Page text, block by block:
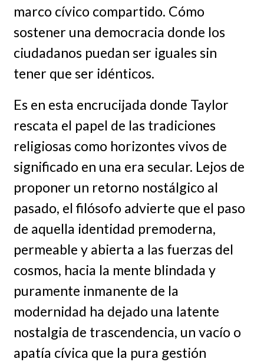
marco cívico compartido. Cómo
sostener una democracia donde los
ciudadanos puedan ser iguales sin
tener que ser idénticos.
Es en esta encrucijada donde Taylor
rescata el papel de las tradiciones
religiosas como horizontes vivos de
significado en una era secular. Lejos de
proponer un retorno nostálgico al
pasado, el filósofo advierte que el paso
de aquella identidad premoderna,
permeable y abierta a las fuerzas del
cosmos, hacia la mente blindada y
puramente inmanente de la
modernidad ha dejado una latente
nostalgia de trascendencia, un vacío o
apatía cívica que la pura gestión